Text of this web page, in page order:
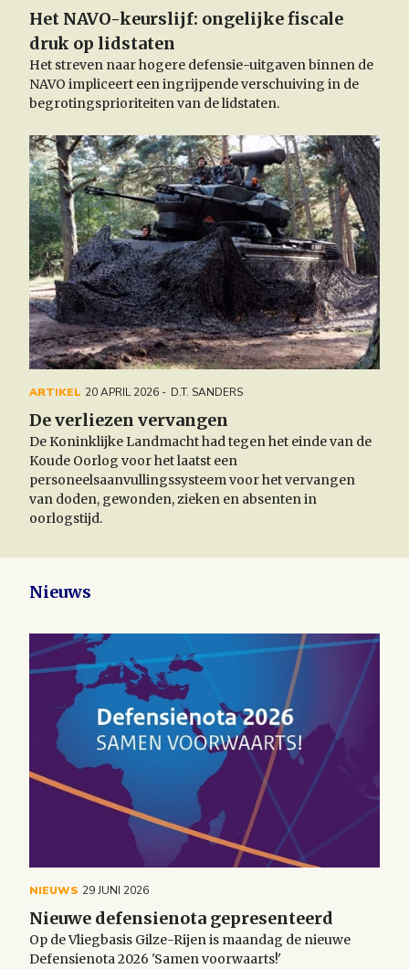
Het NAVO-keurslijf: ongelijke fiscale
druk op lidstaten
Het streven naar hogere defensie-uitgaven binnen de
NAVO impliceert een ingrijpende verschuiving in de
begrotingsprioriteiten van de lidstaten.
ARTIKEL 20 APRIL 2026 D.T. SANDERS
De verliezen vervangen
De Koninklijke Landmacht had tegen het einde van de
Koude Oorlog voor het laatst een
personeelsaanvullingssysteem voor het vervangen
van doden, gewonden, zieken en absenten in
oorlogstijd.
Nieuws
NIEUWS 29 JUNI 2026
Nieuwe defensienota gepresenteerd
Op de Vliegbasis Gilze-Rijen is maandag de nieuwe
Defensienota 2026 'Samen voorwaarts!'